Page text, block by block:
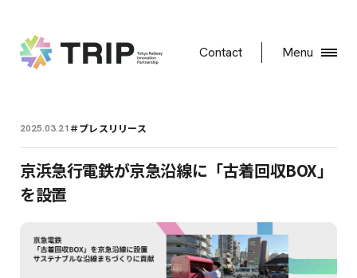
Contact Menu
2025.03.21 ＃プレスリリース
京浜急行電鉄が京急沿線に「古着回収BOX」
を設置